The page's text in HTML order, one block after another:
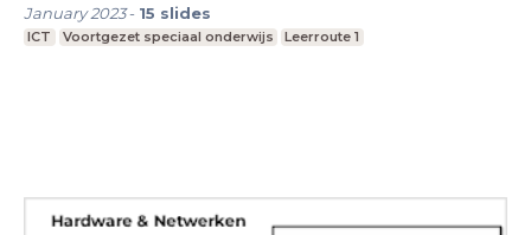
January 2023- 15 slides
ICT Voortgezet speciaal onderwijs Leerroute 1